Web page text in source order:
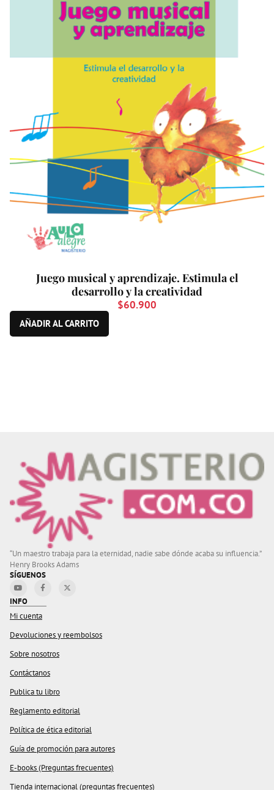
Juego musical y aprendizaje. Estimula el
desarrollo y la creatividad
$60.900
AÑADIR AL CARRITO
“Un maestro trabaja para la eternidad, nadie sabe dónde acaba su influencia.”
Henry Brooks Adams
SÍGUENOS
INFO
Mi cuenta
Devoluciones y reembolsos
Sobre nosotros
Contáctanos
Publica tu libro
Reglamento editorial
Política de ética editorial
Guía de promoción para autores
E-books (Preguntas frecuentes)
Tienda internacional (preguntas frecuentes)